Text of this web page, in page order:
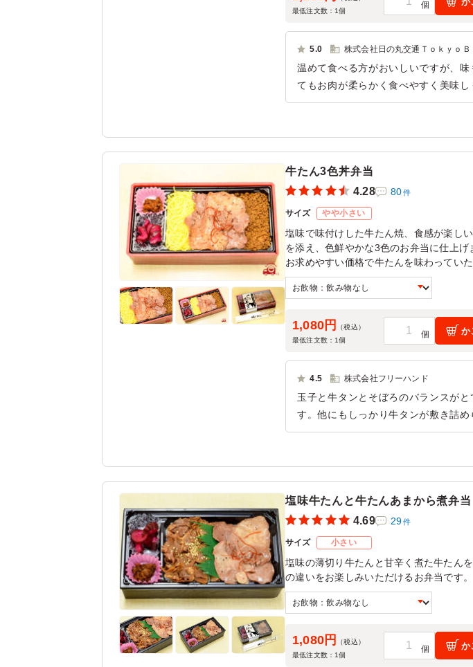
最低注文数： 1個
5.0 株式会社日の丸交通ＴｏｋｙｏＢ
温めて食べる方がおいしいですが、味
てもお肉が柔らかく食べやすく美味し
ュウマイも入っていて今までに食べ
美味しかったです。玉子焼きも中に
甘くて美味しかったです。バランス
た。
東京
牛たん3色丼弁当
4.28 80件
サイズ やや小さい
塩味で味付けした牛たん焼、食感が楽し
を添え、色鮮やかな3色のお弁当に仕上げ
お求めやすい価格で牛たんを味わっていた
1,080円
（税込）
最低注文数： 1個
か
4.5 株式会社フリーハンド
玉子と牛タンとそぼろのバランスが
す。他にもしっかり牛タンが敷き詰め
すが、しっかりと牛タンの触感が味
スタッフに喜ばれ、女性スタッフか
次も牛タンが良いです！と言う感謝
もお願いしたいお弁当です
東
塩味牛たんと牛たんあまから煮弁当
4.69 29件
サイズ 小さい
塩味の薄切り牛たんと甘辛く煮た牛たん
の違いをお楽しみいただけるお弁当です。
1,080円
（税込）
最低注文数： 1個
か